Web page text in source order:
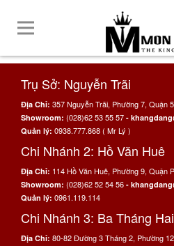
Trụ Sở: Nguyễn Trãi
Địa Chỉ: 357 Nguyễn Trãi, Phường 7, Quận
Showroom: (028)62 53 55 57 -
Quản lý: 0938.777.868 ( Mr Lý )
Chi Nhánh 2: Hồ Văn Huê
Địa Chỉ: 114 Hồ Văn Huê, Phường 9, Quận
Showroom: (028)62 52 54 56 -
Quản lý: 0961.119.114
Chi Nhánh 3: Ba Tháng Hai
Địa Chỉ: 80-82 Đường 3 Tháng 2, Phường